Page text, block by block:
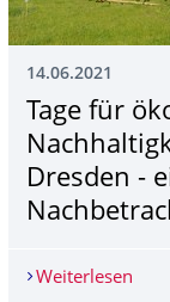
-
14.06.2021
Tage für
Dresden -
Weiterlesen